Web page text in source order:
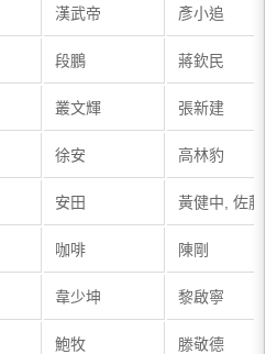
漢武帝 彥小追
段鵬 蔣欽民
叢文輝 張新建
徐安 高林豹
安田 黃健中, 佐
咖啡 陳剛
韋少坤 黎啟寧
鮑牧 滕敬德